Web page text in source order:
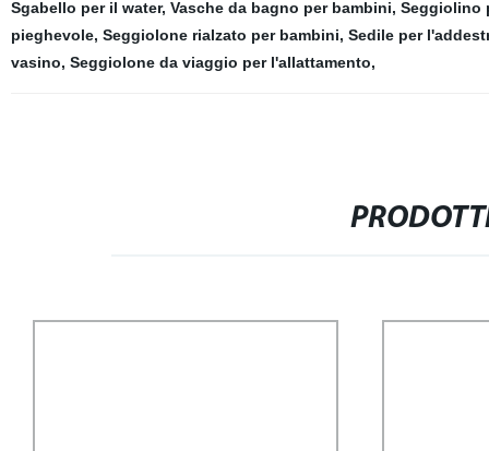
Sgabello per il water, Vasche da bagno per bambini, Seggiolino
pieghevole, Seggiolone rialzato per bambini, Sedile per
vasino, Seggiolone da viaggio per l'allattamento,